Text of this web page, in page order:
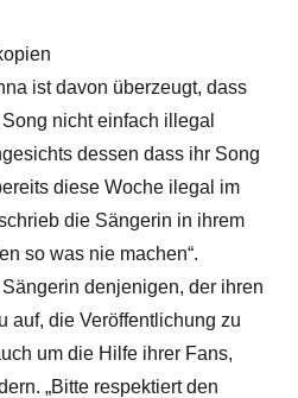
ist davon überzeugt, dass
nicht einfach illegal
dessen dass ihr Song
diese Woche ilegal im
die Sängerin in ihrem
so was nie machen“.
denjenigen, der ihren
auf, die Veröffentlichung zu
um die Hilfe ihrer Fans,
„Bitte respektiert den